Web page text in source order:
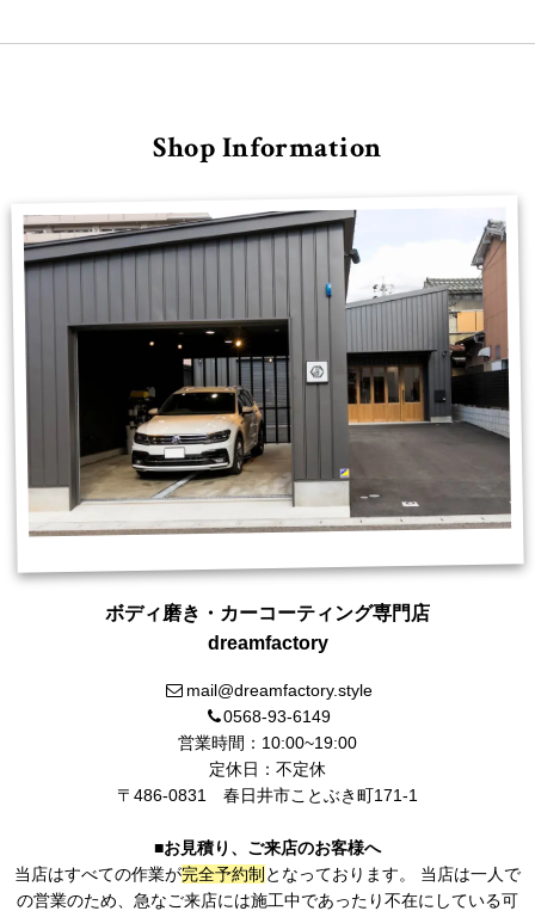
Shop Information
ボディ磨き・カーコーティング専門店
dreamfactory
mail@dreamfactory.style
0568-93-6149
営業時間：10:00~19:00
定休日：不定休
〒486-0831 春日井市ことぶき町171-1
■お見積り、ご来店のお客様へ
当店はすべての作業が完全予約制 となっております。 当店は一人で
の営業のため、急なご来店には施工中であったり不在にしている可